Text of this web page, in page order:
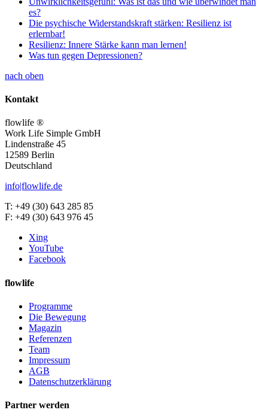
es?
Die psychische Widerstandskraft stärken: Resilienz ist
erlernbar!
Resilienz: Innere Stärke kann man lernen!
Was tun gegen Depressionen?
nach oben
Kontakt
flowlife ®
Work Life Simple GmbH
Lindenstraße 45
12589 Berlin
Deutschland
info|flowlife.de
T: +49 (30) 643 285 85
F: +49 (30) 643 976 45
Xing
YouTube
Facebook
flowlife
Programme
Die Bewegung
Magazin
Referenzen
Team
Impressum
AGB
Datenschutzerklärung
Partner werden